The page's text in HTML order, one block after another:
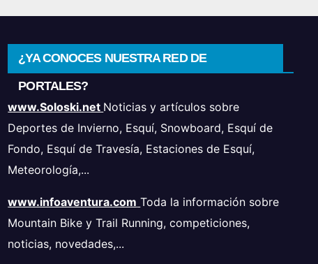
¿YA CONOCES NUESTRA RED DE
PORTALES?
www.Soloski.net Noticias y artículos sobre
Deportes de Invierno, Esquí, Snowboard, Esquí de
Fondo, Esquí de Travesía, Estaciones de Esquí,
Meteorología,...
www.infoaventura.com Toda la información sobre
Mountain Bike y Trail Running, competiciones,
noticias, novedades,...